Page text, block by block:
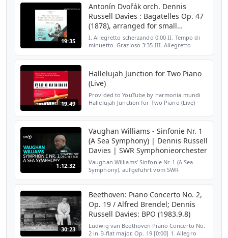
Tempo I...
19:35
Antonín Dvořák orch. Dennis
Russell Davies : Bagatelles Op. 47
(1878), arranged for small
orchestra
I. Allegretto scherzando 0:00 II. Tempo di
minuetto. Grazioso 3:35 III. Allegretto
19:49
Hallelujah Junction for Two Piano
(Live)
Provided to YouTube by harmonia mundi
Hallelujah Junction for Two Piano (Live) ·
1:12:32
Vaughan Williams - Sinfonie Nr. 1
(A Sea Symphony) | Dennis Russell
Davies | SWR Symphonieorchester
Vaughan Williams’ Sinfonie Nr. 1 (A Sea
Symphony), aufgeführt vom SWR
Solist:innen Laura Aikin (Sopran) und
30:23
Beethoven: Piano Concerto No. 2,
Op. 19 / Alfred Brendel; Dennis
Russell Davies: BPO (1983.9.8)
Ludwig van Beethoven Piano Concerto No.
2 in B-flat major, Op. 19 [0:00] 1. Allegro